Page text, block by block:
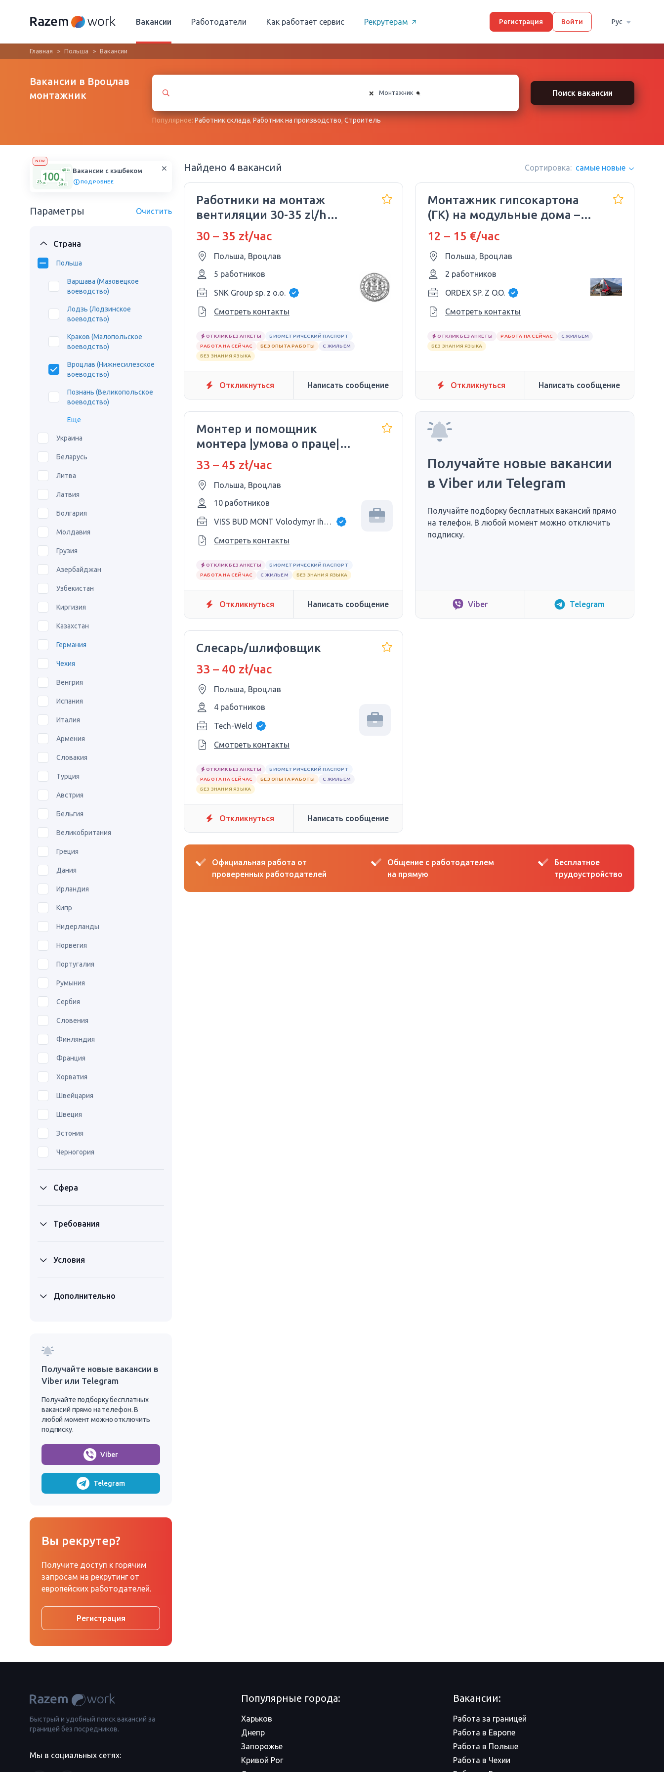
Вакансии Работодатели Как работает сервис Рекрутерам Регистрация Войти Рус
Главная Польша Вакансии
Вакансии в Вроцлав
монтажник
× ×
Монтажник Поиск вакансии
Популярное:Работник склада,Работник на производство,Строитель
NEW
Вакансии с кэшбеком
ПОДРОБНЕЕ
Параметры Очистить
Страна
Польша
Варшава (Мазовецкое
воеводство)
Лодзь (Лодзинское
воеводство)
Краков (Малопольское
воеводство)
Вроцлав (Нижнесилезское
воеводство)
Познань (Великопольское
воеводство)
Еще
Украина
Беларусь
Литва
Латвия
Болгария
Молдавия
Грузия
Азербайджан
Узбекистан
Киргизия
Казахстан
Германия
Чехия
Венгрия
Испания
Италия
Армения
Словакия
Турция
Австрия
Бельгия
Великобритания
Греция
Дания
Ирландия
Кипр
Нидерланды
Норвегия
Португалия
Румыния
Сербия
Словения
Финляндия
Франция
Хорватия
Швейцария
Швеция
Эстония
Черногория
Сфера
Требования
Условия
Дополнительно
Получайте новые вакансии в
Viber или Telegram
Получайте подборку бесплатных
вакансий прямо на телефон. В
любой момент можно отключить
подписку.
Viber
Telegram
Вы рекрутер?
Получите доступ к горячим
запросам на рекрутинг от
европейских работодателей.
Регистрация
Найдено 4 вакансий Сортировка: самые новые
Работники на монтаж
вентиляции 30-35 zl/h
Срочно!
30 – 35 zł/час
Польша, Вроцлав
5 работников
SNK Group sp. z o.o.
Смотреть контакты
ОТКЛИК БЕЗ АНКЕТЫ
БИОМЕТРИЧЕСКИЙ ПАСПОРТ
РАБОТА НА СЕЙЧАС
БЕЗ ОПЫТА РАБОТЫ
С ЖИЛЬЕМ
БЕЗ ЗНАНИЯ ЯЗЫКА
Откликнуться Написать сообщение
Монтажник гипсокартона
(ГК) на модульные дома –
Германия
12 – 15 €/час
Польша, Вроцлав
2 работников
ORDEX SP. Z O.O.
Смотреть контакты
ОТКЛИК БЕЗ АНКЕТЫ РАБОТА НА СЕЙЧАС
С ЖИЛЬЕМ
БЕЗ ЗНАНИЯ ЯЗЫКА
Откликнуться Написать сообщение
Монтер и помощник
монтера |умова о праце|
Вроцлав + делегации
33 – 45 zł/час
Польша, Вроцлав
10 работников
VISS BUD MONT Volodymyr Ihnatenko
Смотреть контакты
ОТКЛИК БЕЗ АНКЕТЫ
БИОМЕТРИЧЕСКИЙ ПАСПОРТ
РАБОТА НА СЕЙЧАС
С ЖИЛЬЕМ БЕЗ ЗНАНИЯ ЯЗЫКА
Откликнуться Написать сообщение
Получайте новые вакансии
в Viber или Telegram
Получайте подборку бесплатных вакансий прямо
на телефон. В любой момент можно отключить
подписку.
Viber Telegram
Слесарь/шлифовщик
33 – 40 zł/час
Польша, Вроцлав
4 работников
Tech-Weld
Смотреть контакты
ОТКЛИК БЕЗ АНКЕТЫ
БИОМЕТРИЧЕСКИЙ ПАСПОРТ
РАБОТА НА СЕЙЧАС
БЕЗ ОПЫТА РАБОТЫ
С ЖИЛЬЕМ
БЕЗ ЗНАНИЯ ЯЗЫКА
Откликнуться Написать сообщение
Официальная работа от
проверенных работодателей
Общение с работодателем
на прямую
Бесплатное
трудоустройство
Быстрый и удобный поиск вакансий за
границей без посредников.
Мы в социальных сетях:
Популярные города:
Харьков
Днепр
Запорожье
Кривой Рог
Вакансии:
Работа за границей
Работа в Европе
Работа в Польше
Работа в Чехии